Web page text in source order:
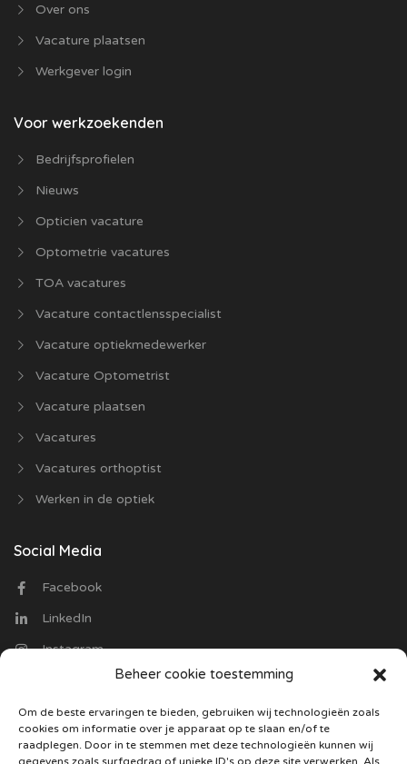
Beheer cookie toestemming
Om de beste ervaringen te bieden, gebruiken wij technologieën zoals
cookies om informatie over je apparaat op te slaan en/of te
raadplegen. Door in te stemmen met deze technologieën kunnen wij
gegevens zoals surfgedrag of unieke ID's op deze site verwerken. Als
Over ons
Vacature plaatsen
Werkgever login
Voor werkzoekenden
Bedrijfsprofielen
Nieuws
Opticien vacature
Optometrie vacatures
TOA vacatures
Vacature contactlensspecialist
Vacature optiekmedewerker
Vacature Optometrist
Vacature plaatsen
Vacatures
Vacatures orthoptist
Werken in de optiek
Social Media
Facebook
LinkedIn
Instagram
Optiekvacatures.nl
Trasmolenlaan 12